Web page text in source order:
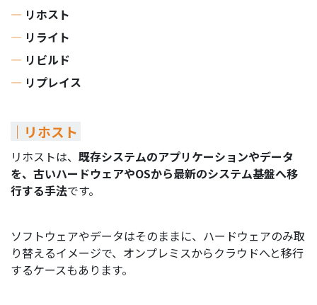
― リホスト
― リライト
― リビルド
― リプレイス
｜リホスト
リホストは、 既存システムのアプリケーションやデータ
を、古いハードウェアやOSから最新のシステム基盤へ移
行する手法です。
ソフトウェアやデータはそのままに、ハードウェアのみ取
り替えるイメージで、オンプレミスからクラウドへと移行
するケースもあります。